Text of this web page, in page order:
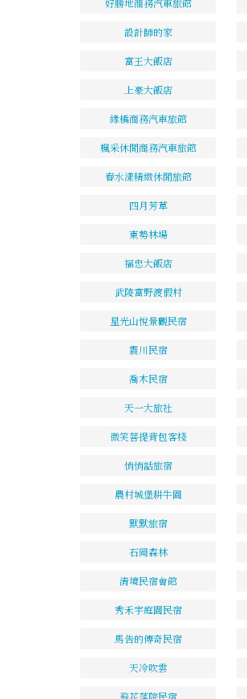
好勝地商務汽車旅館
設計師的家
富王大飯店
上豪大飯店
緣橋商務汽車旅館
楓采休閒商務汽車旅館
春水漾精緻休閒旅館
四月芳草
東勢林場
福忠大飯店
武陵富野渡假村
星光山悅景觀民宿
震川民宿
喬木民宿
天一大旅社
微笑菩提背包客棧
悄悄話旅宿
農村城堡耕牛園
默默旅宿
石岡森林
清境民宿會館
秀禾宇庭園民宿
馬告的傳奇民宿
天冷吹雲